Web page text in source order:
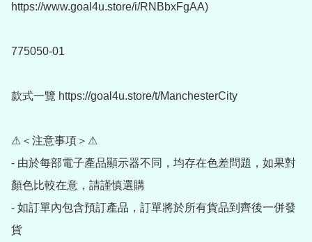
https://www.goal4u.store/i/RNBbxFgAA)
775050-01
款式一覽 https://goal4u.store/t/ManchesterCity
⚠＜注意事項＞⚠
- 由於每部電子產品顯示器不同，均存在色差問題，如果對
顏色比較在意，請謹慎選購
- 如訂單內包含預訂產品，訂單將於所有貨品到齊後一併發
貨